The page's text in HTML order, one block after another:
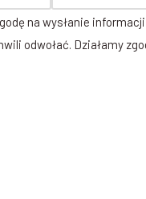
na wysłanie
odwołać. Działamy